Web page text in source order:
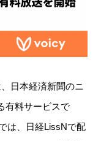
日本経済新聞のニ
有料サービスで
は、日経LissNで配